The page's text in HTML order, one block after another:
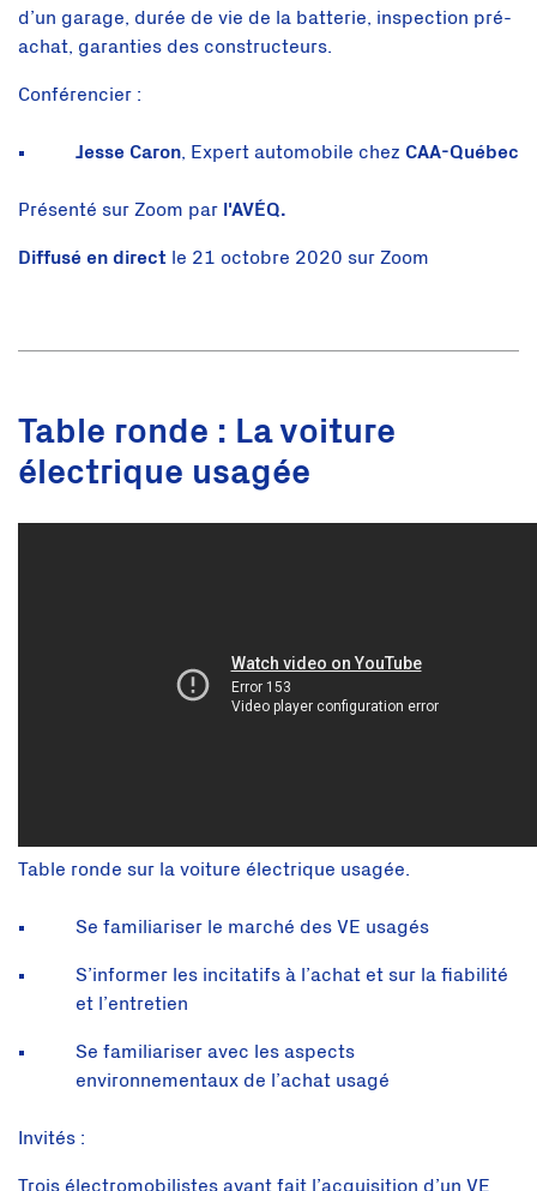
d’un garage, durée de vie de la batterie, inspection pré-
achat, garanties des constructeurs.
Conférencier :
Jesse Caron, Expert automobile chez CAA-Québec
Présenté sur Zoom par l'AVÉQ.
Diffusé en direct le 21 octobre 2020 sur Zoom
Table ronde : La voiture
électrique usagée
Table ronde sur la voiture électrique usagée.
Se familiariser le marché des VE usagés
S’informer les incitatifs à l’achat et sur la fiabilité
et l’entretien
Se familiariser avec les aspects
environnementaux de l’achat usagé
Invités :
Trois électromobilistes ayant fait l’acquisition d’un VE